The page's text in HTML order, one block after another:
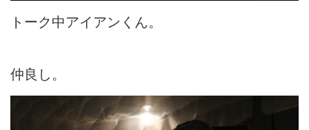
トーク中アイアンくん。
仲良し。